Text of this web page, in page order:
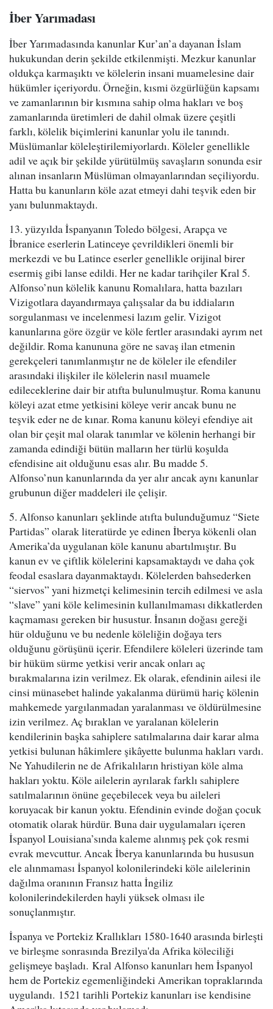
İber Yarımadası
İber Yarımadasında kanunlar Kur’an’a dayanan İslam
hukukundan derin şekilde etkilenmişti. Mezkur kanunlar
oldukça karmaşıktı ve kölelerin insani muamelesine dair
hükümler içeriyordu. Örneğin, kısmi özgürlüğün kapsamı
ve zamanlarının bir kısmına sahip olma hakları ve boş
zamanlarında üretimleri de dahil olmak üzere çeşitli
farklı, kölelik biçimlerini kanunlar yolu ile tanındı.
Müslümanlar köleleştirilemiyorlardı. Köleler genellikle
adil ve açık bir şekilde yürütülmüş savaşların sonunda esir
alınan insanların Müslüman olmayanlarından seçiliyordu.
Hatta bu kanunların köle azat etmeyi dahi teşvik eden bir
yanı bulunmaktaydı.
13. yüzyılda İspanyanın Toledo bölgesi, Arapça ve
İbranice eserlerin Latinceye çevrildikleri önemli bir
merkezdi ve bu Latince eserler genellikle orijinal birer
esermiş gibi lanse edildi. Her ne kadar tarihçiler Kral 5.
Alfonso’nun kölelik kanunu Romalılara, hatta bazıları
Vizigotlara dayandırmaya çalışsalar da bu iddiaların
sorgulanması ve incelenmesi lazım gelir. Vizigot
kanunlarına göre özgür ve köle fertler arasındaki ayrım net
değildir. Roma kanununa göre ne savaş ilan etmenin
gerekçeleri tanımlanmıştır ne de köleler ile efendiler
arasındaki ilişkiler ile kölelerin nasıl muamele
edileceklerine dair bir atıfta bulunulmuştur. Roma kanunu
köleyi azat etme yetkisini köleye verir ancak bunu ne
teşvik eder ne de kınar. Roma kanunu köleyi efendiye ait
olan bir çeşit mal olarak tanımlar ve kölenin herhangi bir
zamanda edindiği bütün malların her türlü koşulda
efendisine ait olduğunu esas alır. Bu madde 5.
Alfonso’nun kanunlarında da yer alır ancak aynı kanunlar
grubunun diğer maddeleri ile çelişir.
5. Alfonso kanunları şeklinde atıfta bulunduğumuz “Siete
Partidas” olarak literatürde ye edinen İberya kökenli olan
Amerika’da uygulanan köle kanunu abartılmıştır. Bu
kanun ev ve çiftlik kölelerini kapsamaktaydı ve daha çok
feodal esaslara dayanmaktaydı. Kölelerden bahsederken
“siervos” yani hizmetçi kelimesinin tercih edilmesi ve asla
“slave” yani köle kelimesinin kullanılmaması dikkatlerden
kaçmaması gereken bir husustur. İnsanın doğası gereği
hür olduğunu ve bu nedenle köleliğin doğaya ters
olduğunu görüşünü içerir. Efendilere köleleri üzerinde tam
bir hüküm sürme yetkisi verir ancak onları aç
bırakmalarına izin verilmez. Ek olarak, efendinin ailesi ile
cinsi münasebet halinde yakalanma dürümü hariç kölenin
mahkemede yargılanmadan yaralanması ve öldürülmesine
izin verilmez. Aç bıraklan ve yaralanan kölelerin
kendilerinin başka sahiplere satılmalarına dair karar alma
yetkisi bulunan hâkimlere şikâyette bulunma hakları vardı.
Ne Yahudilerin ne de Afrikalıların hristiyan köle alma
hakları yoktu. Köle ailelerin ayrılarak farklı sahiplere
satılmalarının önüne geçebilecek veya bu aileleri
koruyacak bir kanun yoktu. Efendinin evinde doğan çocuk
otomatik olarak hürdür. Buna dair uygulamaları içeren
İspanyol Louisiana’sında kaleme alınmış pek çok resmi
evrak mevcuttur. Ancak İberya kanunlarında bu hususun
ele alınmaması İspanyol kolonilerindeki köle ailelerinin
dağılma oranının Fransız hatta İngiliz
kolonilerindekilerden hayli yüksek olması ile
sonuçlanmıştır.
İspanya ve Portekiz Krallıkları 1580-1640 arasında birleşti
ve birleşme sonrasında Brezilya'da Afrika köleciliği
gelişmeye başladı. Kral Alfonso kanunları hem İspanyol
hem de Portekiz egemenliğindeki Amerikan topraklarında
uygulandı. 1521 tarihli Portekiz kanunları ise kendisine